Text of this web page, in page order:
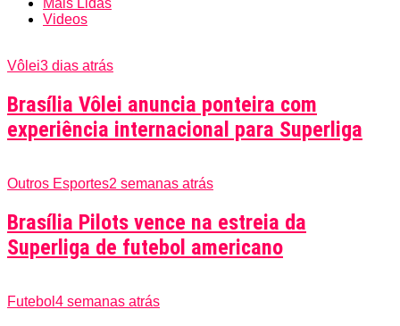
Mais Lidas
Videos
Vôlei3 dias atrás
Brasília Vôlei anuncia ponteira com
experiência internacional para Superliga
Outros Esportes2 semanas atrás
Brasília Pilots vence na estreia da
Superliga de futebol americano
Futebol 4 semanas atrás